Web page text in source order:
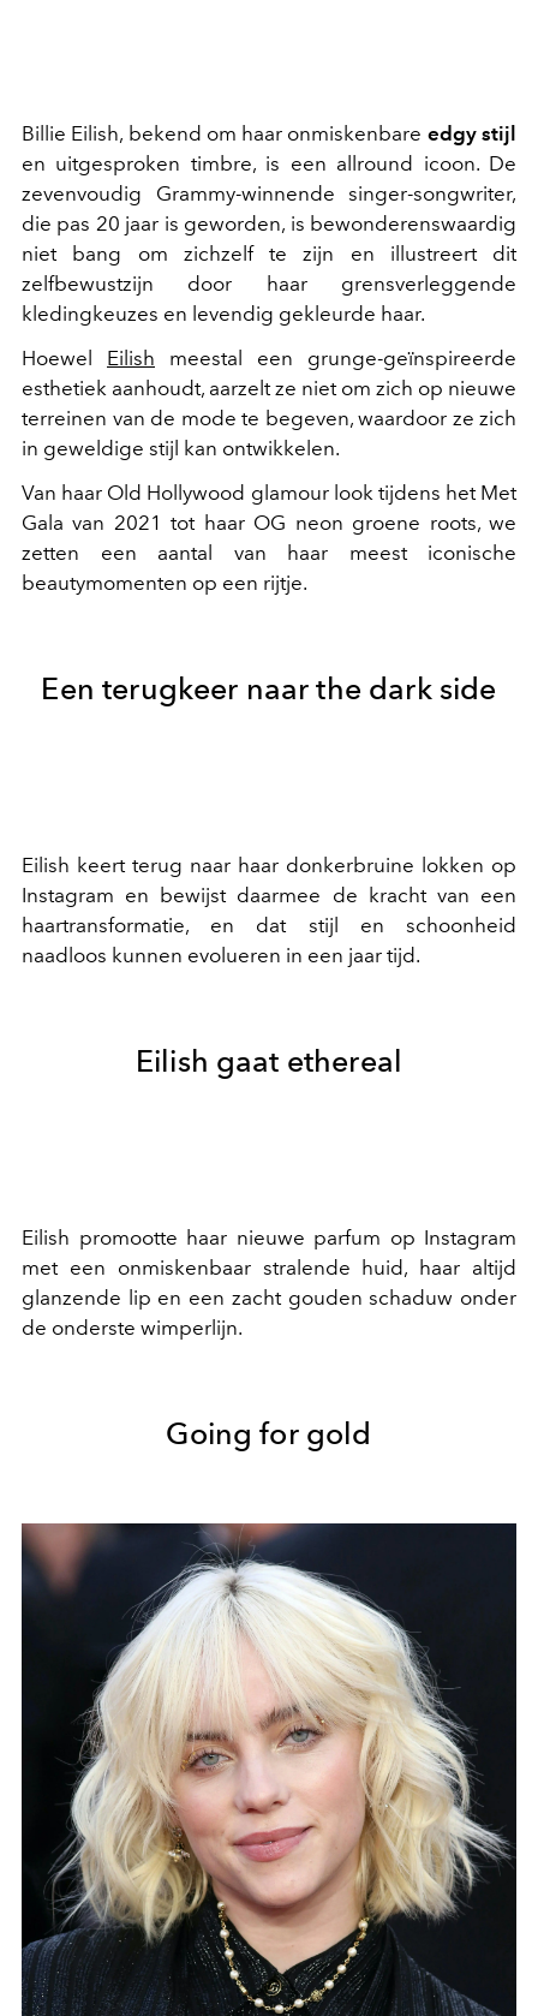
Billie Eilish, bekend om haar onmiskenbare edgy stijl
en uitgesproken timbre, is een allround icoon. De
zevenvoudig Grammy-winnende singer-songwriter,
die pas 20 jaar is geworden, is bewonderenswaardig
niet bang om zichzelf te zijn en illustreert dit
zelfbewustzijn door haar grensverleggende
kledingkeuzes en levendig gekleurde haar.
Hoewel Eilish meestal een grunge-geïnspireerde
esthetiek aanhoudt, aarzelt ze niet om zich op nieuwe
terreinen van de mode te begeven, waardoor ze zich
in geweldige stijl kan ontwikkelen.
Van haar Old Hollywood glamour look tijdens het Met
Gala van 2021 tot haar OG neon groene roots, we
zetten een aantal van haar meest iconische
beautymomenten op een rijtje.
Een terugkeer naar the dark side
Eilish keert terug naar haar donkerbruine lokken op
Instagram en bewijst daarmee de kracht van een
haartransformatie, en dat stijl en schoonheid
naadloos kunnen evolueren in een jaar tijd.
Eilish gaat ethereal
Eilish promootte haar nieuwe parfum op Instagram
met een onmiskenbaar stralende huid, haar altijd
glanzende lip en een zacht gouden schaduw onder
de onderste wimperlijn.
Going for gold